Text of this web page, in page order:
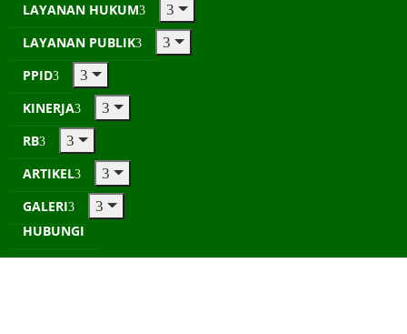
LAYANAN HUKUM
LAYANAN PUBLIK
PPID
KINERJA
RB
ARTIKEL
GALERI
HUBUNGI